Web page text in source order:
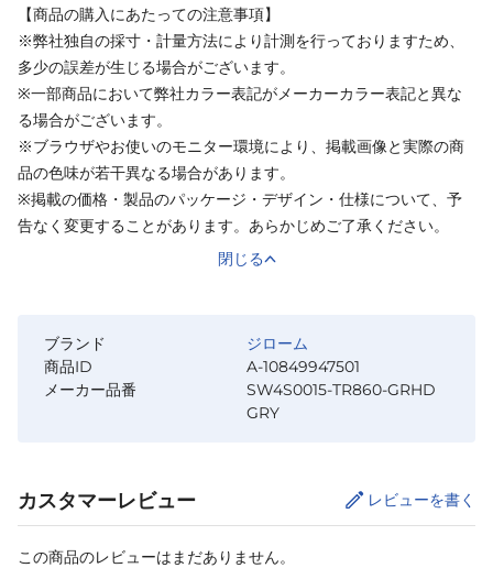
【商品の購入にあたっての注意事項】
※弊社独自の採寸・計量方法により計測を行っておりますため、
多少の誤差が生じる場合がございます。
※一部商品において弊社カラー表記がメーカーカラー表記と異な
る場合がございます。
※ブラウザやお使いのモニター環境により、掲載画像と実際の商
品の色味が若干異なる場合があります。
※掲載の価格・製品のパッケージ・デザイン・仕様について、予
告なく変更することがあります。あらかじめご了承ください。
閉じる
ブランド
ジローム
商品ID
A-10849947501
メーカー品番
SW4S0015-TR860-GRHD
GRY
カスタマーレビュー レビューを書く
この商品のレビューはまだありません。